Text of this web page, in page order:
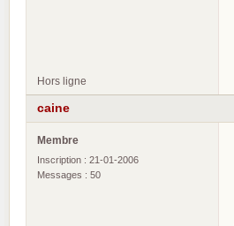
Hors ligne
caine
Membre
Inscription : 21-01-2006
Messages : 50